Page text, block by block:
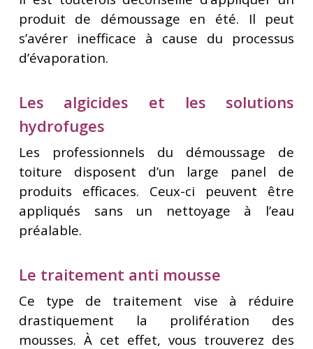
produit de démoussage en été. Il peut
s’avérer inefficace à cause du processus
d’évaporation.
Les algicides et les solutions
hydrofuges
Les professionnels du démoussage de
toiture disposent d’un large panel de
produits efficaces. Ceux-ci peuvent être
appliqués sans un nettoyage à l’eau
préalable.
Le traitement anti mousse
Ce type de traitement vise à réduire
drastiquement la prolifération des
mousses. À cet effet, vous trouverez des